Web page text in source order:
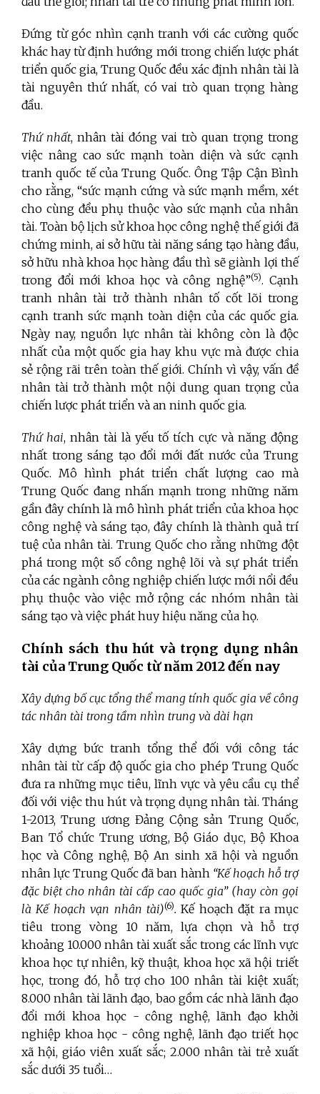
Đứng từ góc nhìn cạnh tranh với các cường quốc
khác hay từ định hướng mới trong chiến lược phát
triển quốc gia, Trung Quốc đều xác định nhân tài là
tài nguyên thứ nhất, có vai trò quan trọng hàng
đầu.
Thứ nhất, nhân tài đóng vai trò quan trọng trong
việc nâng cao sức mạnh toàn diện và sức cạnh
tranh quốc tế của Trung Quốc. Ông Tập Cận Bình
cho rằng, “sức mạnh cứng và sức mạnh mềm, xét
cho cùng đều phụ thuộc vào sức mạnh của nhân
tài. Toàn bộ lịch sử khoa học công nghệ thế giới đã
chứng minh, ai sở hữu tài năng sáng tạo hàng đầu,
sở hữu nhà khoa học hàng đầu thì sẽ giành lợi thế
trong đổi mới khoa học và công nghệ”(5). Cạnh
tranh nhân tài trở thành nhân tố cốt lõi trong
cạnh tranh sức mạnh toàn diện của các quốc gia.
Ngày nay, nguồn lực nhân tài không còn là độc
nhất của một quốc gia hay khu vực mà được chia
sẻ rộng rãi trên toàn thế giới. Chính vì vậy, vấn đề
nhân tài trở thành một nội dung quan trọng của
chiến lược phát triển và an ninh quốc gia.
Thứ hai, nhân tài là yếu tố tích cực và năng động
nhất trong sáng tạo đổi mới đất nước của Trung
Quốc. Mô hình phát triển chất lượng cao mà
Trung Quốc đang nhấn mạnh trong những năm
gần đây chính là mô hình phát triển của khoa học
công nghệ và sáng tạo, đây chính là thành quả trí
tuệ của nhân tài. Trung Quốc cho rằng những đột
phá trong một số công nghệ lõi và sự phát triển
của các ngành công nghiệp chiến lược mới nổi đều
phụ thuộc vào việc mở rộng các nhóm nhân tài
sáng tạo và việc phát huy hiệu năng của họ.
Chính sách thu hút và trọng dụng nhân
tài của Trung Quốc từ năm 2012 đến nay
Xây dựng bố cục tổng thể mang tính quốc gia về công
tác nhân tài trong tầm nhìn trung và dài hạn
Xây dựng bức tranh tổng thể đối với công tác
nhân tài từ cấp độ quốc gia cho phép Trung Quốc
đưa ra những mục tiêu, lĩnh vực và yêu cầu cụ thể
đối với việc thu hút và trọng dụng nhân tài. Tháng
1-2013, Trung ương Đảng Cộng sản Trung Quốc,
Ban Tổ chức Trung ương, Bộ Giáo dục, Bộ Khoa
học và Công nghệ, Bộ An sinh xã hội và nguồn
nhân lực Trung Quốc đã ban hành “Kế hoạch hỗ trợ
đặc biệt cho nhân tài cấp cao quốc gia” (hay còn gọi
là Kế hoạch vạn nhân tài)(6).Kế hoạch đặt ra mục
tiêu trong vòng 10 năm, lựa chọn và hỗ trợ
khoảng 10.000 nhân tài xuất sắc trong các lĩnh vực
khoa học tự nhiên, kỹ thuật, khoa học xã hội triết
học, trong đó, hỗ trợ cho 100 nhân tài kiệt xuất;
8.000 nhân tài lãnh đạo, bao gồm các nhà lãnh đạo
đổi mới khoa học - công nghệ, lãnh đạo khởi
nghiệp khoa học - công nghệ, lãnh đạo triết học
xã hội, giáo viên xuất sắc; 2.000 nhân tài trẻ xuất
sắc dưới 35 tuổi…